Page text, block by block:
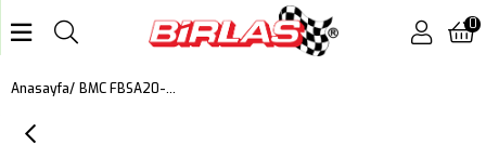
0
Anasayfa BMC FBSA20-40 CM PERFORMANS AÇIK HAVA FİLTRESİ